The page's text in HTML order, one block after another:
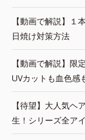
【動画で解説】１
日焼け対策方法
【動画で解説】限
UVカットも血色感
【待望】大人気ヘ
生！シリーズ全ア